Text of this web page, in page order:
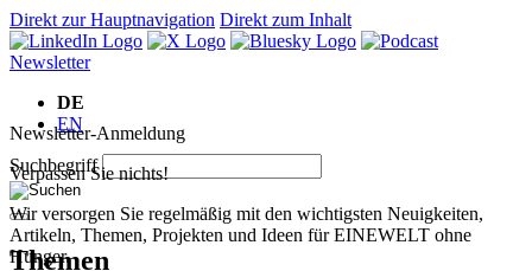
Direkt zur Hauptnavigation Direkt zum Inhalt
Newsletter
DE
EN
Suchbegriff
Themen
Newsletter-Anmeldung
Verpassen Sie nichts!
Wir versorgen Sie regelmäßig mit den wichtigsten Neuigkeiten,
Artikeln, Themen, Projekten und Ideen für EINEWELT ohne
Hunger.